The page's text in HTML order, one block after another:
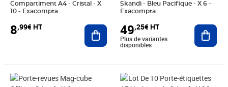
Compartiment A4 - Cristal - X
10 - Exacompta
8,99€ HT Ajouter au panier
Skandi - Bleu Pacifique - X 6 -
Exacompta
49,25€ HT
Plus de variantes
disponibles
Prix 49,25€ HT Prix 161,10€ HT